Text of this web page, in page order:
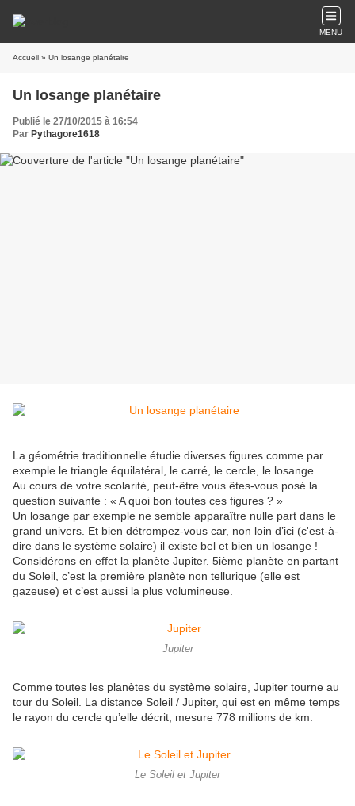
MENU
Accueil » Un losange planétaire
Un losange planétaire
Publié le 27/10/2015 à 16:54
Par Pythagore1618
La géométrie traditionnelle étudie diverses figures comme par
exemple le triangle équilatéral, le carré, le cercle, le losange …
Au cours de votre scolarité, peut-être vous êtes-vous posé la
question suivante : « A quoi bon toutes ces figures ? »
Un losange par exemple ne semble apparaître nulle part dans le
grand univers. Et bien détrompez-vous car, non loin d’ici (c'est-à-
dire dans le système solaire) il existe bel et bien un losange !
Considérons en effet la planète Jupiter. 5ième planète en partant
du Soleil, c’est la première planète non tellurique (elle est
gazeuse) et c’est aussi la plus volumineuse.
Jupiter
Comme toutes les planètes du système solaire, Jupiter tourne au
tour du Soleil. La distance Soleil / Jupiter, qui est en même temps
le rayon du cercle qu’elle décrit, mesure 778 millions de km.
Le Soleil et Jupiter